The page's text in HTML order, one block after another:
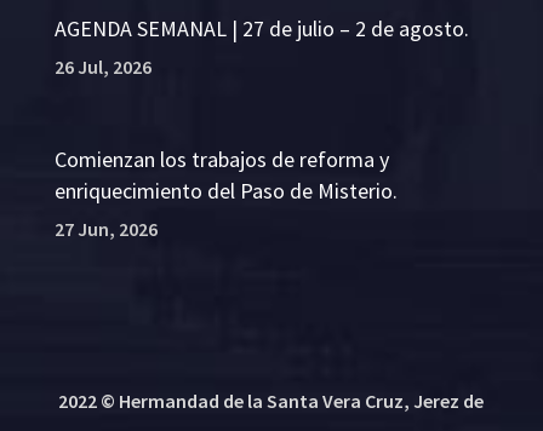
AGENDA SEMANAL | 27 de julio – 2 de agosto.
26 Jul, 2026
Comienzan los trabajos de reforma y
enriquecimiento del Paso de Misterio.
27 Jun, 2026
2022 © Hermandad de la Santa Vera Cruz, Jerez de